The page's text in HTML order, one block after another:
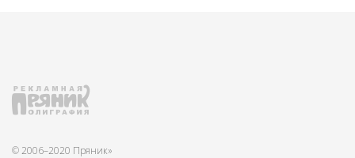
© 2006–2020 Пряник»